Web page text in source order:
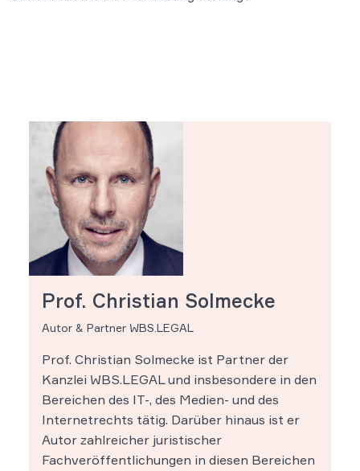
Prof. Christian Solmecke
Autor & Partner WBS.LEGAL
Prof. Christian Solmecke ist Partner der
Kanzlei WBS.LEGAL und insbesondere in den
Bereichen des IT-, des Medien- und des
Internetrechts tätig. Darüber hinaus ist er
Autor zahlreicher juristischer
Fachveröffentlichungen in diesen Bereichen